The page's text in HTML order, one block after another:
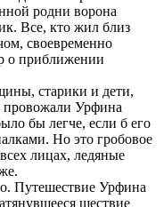
родни ворона
Все, кто жил близ
своевременно
о приближении
старики и дети,
провожали Урфина
бы легче, если б его
Но это гробовое
лицах, ледяные
Путешествие Урфина
шествие